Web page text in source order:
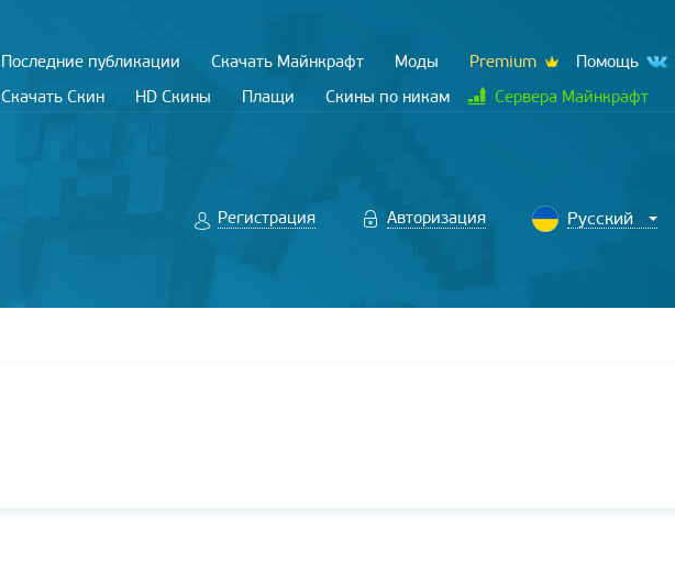
Последние публикации Скачать Майнкрафт Моды Premium
Помощь
Скачать Скин
HD Скины Плащи Скины по никам Сервера Майнкрафт
Регистрация Авторизация